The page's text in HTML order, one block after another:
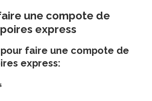
une compote de
express
faire une compote de
express: